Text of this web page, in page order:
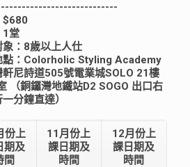
$680
1堂
象：8歲以上人仕
點：Colorholic Styling Academy
軒尼詩道505號電業城SOLO 21樓
（銅鑼灣地鐵站D2 SOGO 出口右
分鐘直達）
份上
期及
間
11月份上
課日期及
時間
12月份上
課日期及
時間